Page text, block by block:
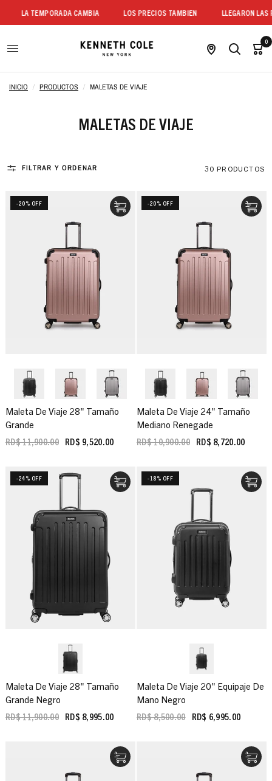
LA TEMPORADA CAMBIA LOS PRECIOS TAMBIEN LLEGARON LAS
0
INICIO / PRODUCTOS / MALETAS DE VIAJE
MALETAS DE VIAJE
FILTRAR Y ORDENAR 30 PRODUCTOS
-20% OFF
Maleta De Viaje 28" Tamaño
Grande
RD$ 11,900.00 RD$ 9,520.00
-20% OFF
Maleta De Viaje 24" Tamaño
Mediano Renegade
RD$ 10,900.00 RD$ 8,720.00
-24% OFF
Maleta De Viaje 28" Tamaño
Grande Negro
RD$ 11,900.00 RD$ 8,995.00
-18% OFF
Maleta De Viaje 20" Equipaje De
Mano Negro
RD$ 8,500.00 RD$ 6,995.00